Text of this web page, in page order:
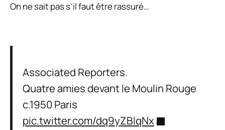
On ne sait pas s’il faut être rassuré…
Associated Reporters.
Quatre amies devant le Moulin Rouge
c.1950 Paris
pic.twitter.com/dq9yZBIqNx